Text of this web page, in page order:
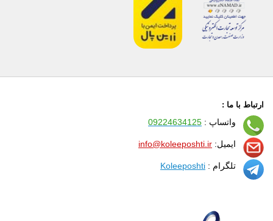
ارتباط با ما :
واتساپ : 09224634125
ایمیل: info@koleeposhti.ir
تلگرام : Koleeposhti